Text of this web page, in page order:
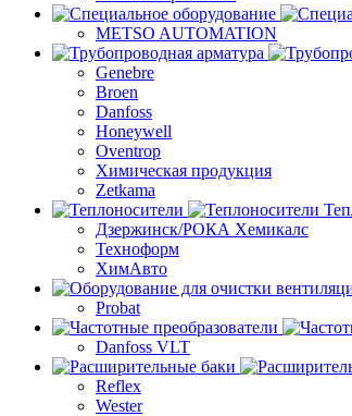
METSO AUTOMATION
Genebre
Broen
Danfoss
Honeywell
Oventrop
Химическая продукция
Zetkama
Дзержинск/РОКА Хемикалс
Техноформ
ХимАвто
Probat
Danfoss VLT
Reflex
Wester